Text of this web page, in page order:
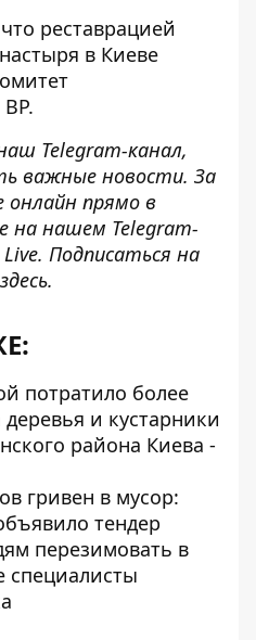
реставрацией
в Киеве
ВР.
Telegram-канал,
важные новости. За
прямо в
на нашем Telegram-
. Подписаться на
здесь.
потратило более
и кустарники
района Киева -
гривен в мусор:
тендер
перезимовать в
специалисты